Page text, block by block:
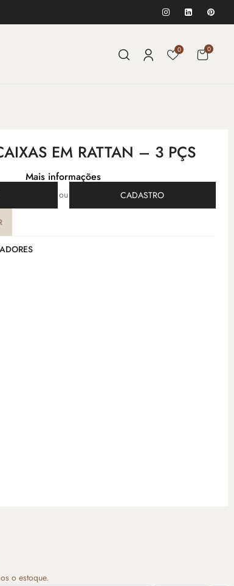
0 0
EM RATTAN – 3 PÇS
Mais informações
ou CADASTRO
o estoque.